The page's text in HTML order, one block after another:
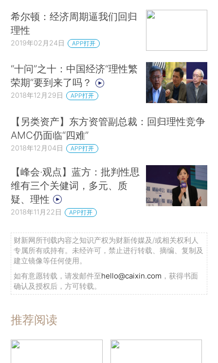
希尔顿：经济周期逼我们回归
理性
2019年02月24日 APP打开
“十问”之十：中国经济“理性繁
荣期”要到来了吗？
2018年12月29日 APP打开
【另类资产】东方资管副总裁：回归理性竞争
AMC仍面临“四难”
2018年12月04日 APP打开
【峰会·观点】蓝方：批判性思
维有三个关健词，多元、质
疑、理性
2018年11月22日 APP打开
财新网所刊载内容之知识产权为财新传媒及/或相关权利人
专属所有或持有。未经许可，禁止进行转载、摘编、复制及
建立镜像等任何使用。
如有意愿转载，请发邮件至hello@caixin.com ，获得书面
确认及授权后，方可转载。
推荐阅读